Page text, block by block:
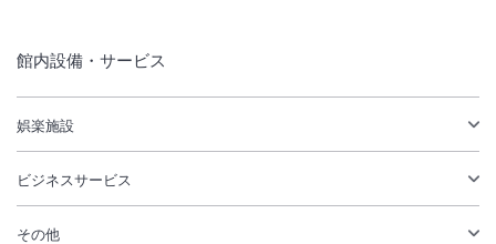
館内設備・サービス
娯楽施設
ビジネスサービス
その他